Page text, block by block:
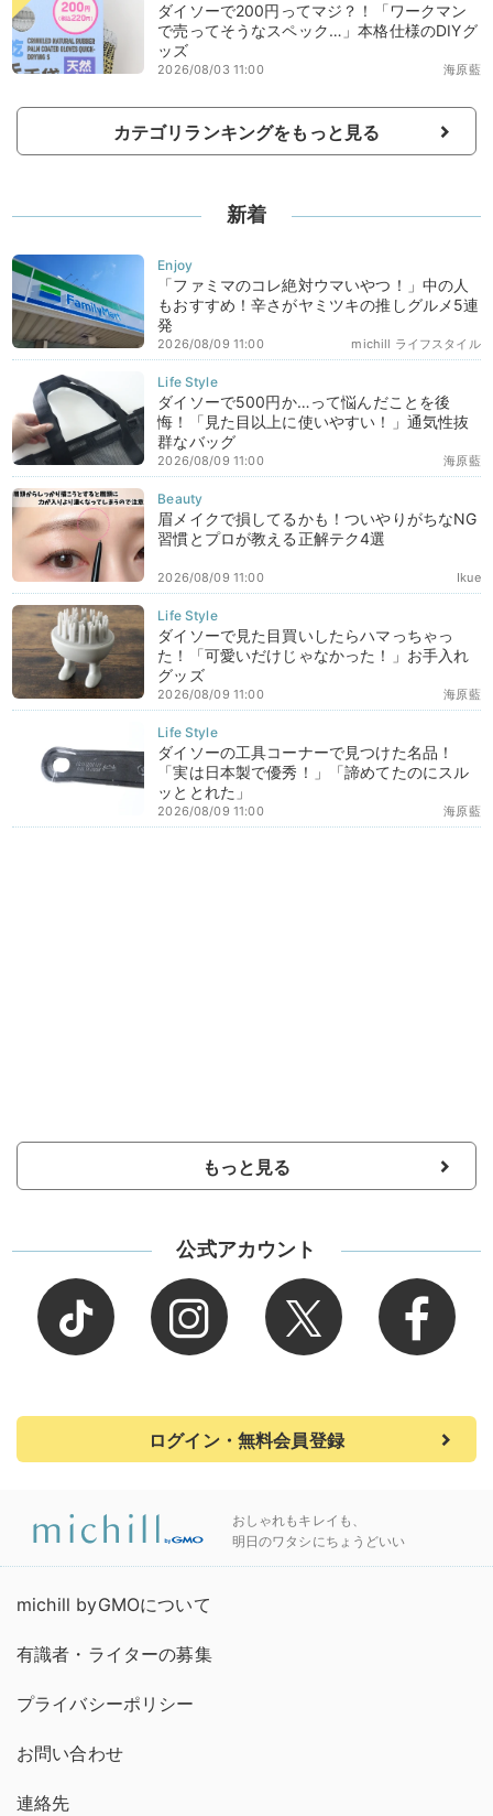
ダイソーで200円ってマジ？！「ワークマン
で売ってそうなスペック…」本格仕様のDIYグ
ッズ
海原藍
2026/08/03 11:00
カテゴリランキングをもっと見る
新着
「ファミマのコレ絶対ウマいやつ！」中の人
もおすすめ！辛さがヤミツキの推しグルメ5連
発
michill ライフスタイル
2026/08/09 11:00
ダイソーで500円か…って悩んだことを後
悔！「見た目以上に使いやすい！」通気性抜
群なバッグ
海原藍
2026/08/09 11:00
眉メイクで損してるかも！ついやりがちなNG
習慣とプロが教える正解テク4選
Ikue
2026/08/09 11:00
ダイソーで見た目買いしたらハマっちゃっ
た！「可愛いだけじゃなかった！」お手入れ
グッズ
海原藍
2026/08/09 11:00
ダイソーの工具コーナーで見つけた名品！
「実は日本製で優秀！」「諦めてたのにスル
ッととれた」
海原藍
2026/08/09 11:00
もっと見る
公式アカウント
ログイン・無料会員登録
おしゃれもキレイも、
明日のワタシにちょうどいい
michill byGMOについて
有識者・ライターの募集
プライバシーポリシー
お問い合わせ
連絡先